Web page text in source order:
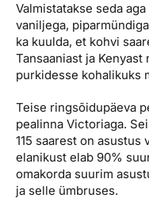
Valmistatakse seda
vaniljega,
ka kuulda, et kohvi
Tansaaniast ja
purkidesse kohalikuks
Teise ringsõidupäeva
pealinna Victoriaga.
115 saarest on asustus
elanikust elab 90%
omakorda suurim
ja selle ümbruses.